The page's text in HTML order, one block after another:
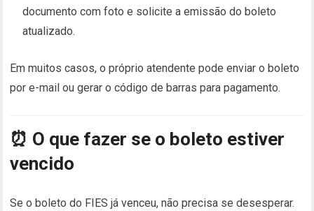
documento com foto e solicite a emissão do boleto
atualizado.
Em muitos casos, o próprio atendente pode enviar o boleto
por e-mail ou gerar o código de barras para pagamento.
⏰ O que fazer se o boleto estiver
vencido
Se o boleto do FIES já venceu, não precisa se desesperar.